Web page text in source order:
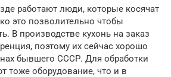
работают люди, которые косячат
это позволительно чтобы
В производстве кухонь на заказ
поэтому их сейчас хорошо
бывшего СССР. Для обработки
тоже оборудование, что и в